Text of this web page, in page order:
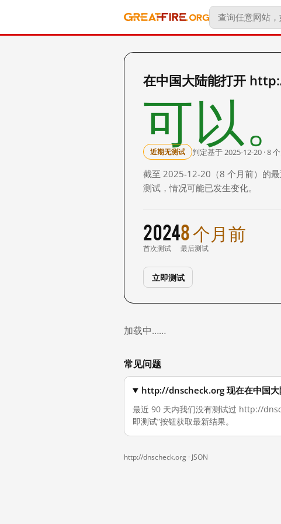
在中国大陆能打开
可以。
近期无测试 判定基于 2025-12-20 · 8
截至 2025-12-20（8 个月前）的
测试，情况可能已发生变化。
2024
首次测试
8 个月前
最后测试
立即测试
加载中……
常见问题
http://dnscheck.org 现在在中国大
最近 90 天内我们没有测试过 http://
即测试”按钮获取最新结果。
http://dnscheck.org · JSON